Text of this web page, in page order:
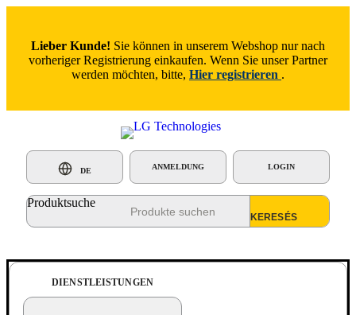
Lieber Kunde! Sie können in unserem Webshop nur nach
vorheriger Registrierung einkaufen. Wenn Sie unser Partner
werden möchten, bitte, Hier registrieren .
ANMELDUNG LOGIN
DE
Produktsuche
DIENSTLEISTUNGEN